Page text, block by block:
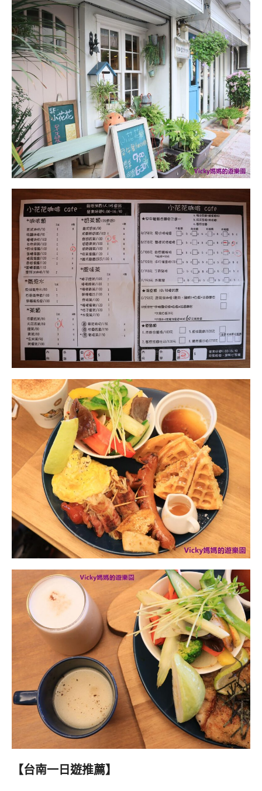
【台南一日遊推薦】